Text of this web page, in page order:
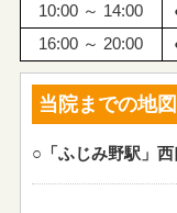
10:00 ～ 14:00
16:00 ～ 20:00
当院までの地図
○「ふじみ野駅」